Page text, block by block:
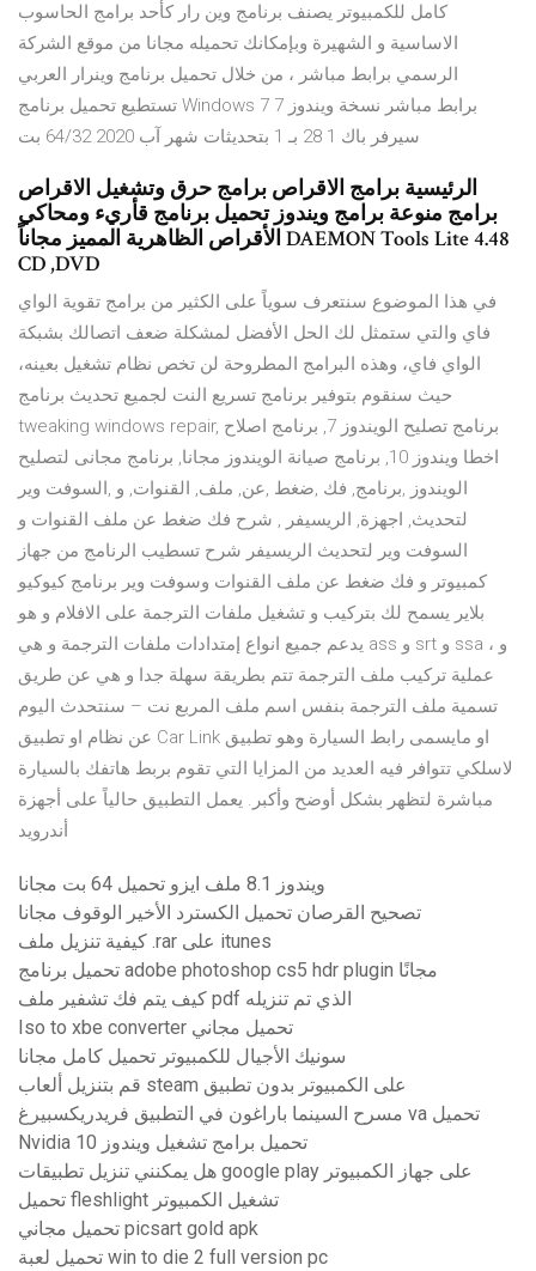
كامل للكمبيوتر يصنف برنامج وين رار كأحد برامج الحاسوب
الاساسية و الشهيرة وبإمكانك تحميله مجانا من موقع الشركة
الرسمي برابط مباشر ، من خلال تحميل برنامج وينرار العربي
تستطيع تحميل برنامج Windows 7 برابط مباشر نسخة ويندوز 7
سيرفر باك 1 28 بـ 1 بتحديثات شهر آب 2020 64/32 بت
الرئيسية برامج الاقراص برامج حرق وتشغيل الاقراص
برامج منوعة برامج ويندوز تحميل برنامج قأريء ومحاكي
الأقراص الظاهرية المميز مجاناً DAEMON Tools Lite 4.48
CD ,DVD
في هذا الموضوع سنتعرف سوياً على الكثير من برامج تقوية الواي
فاي والتي ستمثل لك الحل الأفضل لمشكلة ضعف اتصالك بشبكة
الواي فاي، وهذه البرامج المطروحة لن تخص نظام تشغيل بعينه،
حيث سنقوم بتوفير برنامج تسريع النت لجميع تحديث برنامج
tweaking windows repair, برنامج تصليح الويندوز 7, برنامج اصلاح
اخطا ويندوز 10, برنامج صيانة الويندوز مجانا, برنامج مجانى لتصليح
الويندوز ,برنامج, فك ,ضغط ,عن, ملف, القنوات, و ,السوفت وير
لتحديث, اجهزة, الريسيفر , شرح فك ضغط عن ملف القنوات و
السوفت وير لتحديث الريسيفر شرح تسطيب الرنامج من جهاز
كمبيوتر و فك ضغط عن ملف القنوات وسوفت وير برنامج كيوكيو
بلاير يسمح لك بتركيب و تشغيل ملفات الترجمة على الافلام و هو
يدعم جميع انواع إمتدادات ملفات الترجمة و هي ass و srt و ssa ، و
عملية تركيب ملف الترجمة تتم بطريقة سهلة جدا و هي عن طريق
تسمية ملف الترجمة بنفس اسم ملف المربع نت – سنتحدث اليوم
عن نظام او تطبيق Car Link او مايسمى رابط السيارة وهو تطبيق
لاسلكي تتوافر فيه العديد من المزايا التي تقوم بربط هاتفك بالسيارة
مباشرة لتظهر بشكل أوضح وأكبر. يعمل التطبيق حالياً على أجهزة
أندرويد
ويندوز 8.1 ملف ايزو تحميل 64 بت مجانا
تصحيح القرصان تحميل الكسترد الأخير الوقوف مجانا
كيفية تنزيل ملف .rar على itunes
تحميل برنامج adobe photoshop cs5 hdr plugin مجانًا
كيف يتم فك تشفير ملف pdf الذي تم تنزيله
Iso to xbe converter تحميل مجاني
سونيك الأجيال للكمبيوتر تحميل كامل مجانا
قم بتنزيل ألعاب steam على الكمبيوتر بدون تطبيق
مسرح السينما باراغون في التطبيق فريدريكسبيرغ va تحميل
Nvidia تحميل برامج تشغيل ويندوز 10
هل يمكنني تنزيل تطبيقات google play على جهاز الكمبيوتر
تحميل fleshlight تشغيل الكمبيوتر
تحميل مجاني picsart gold apk
تحميل لعبة win to die 2 full version pc